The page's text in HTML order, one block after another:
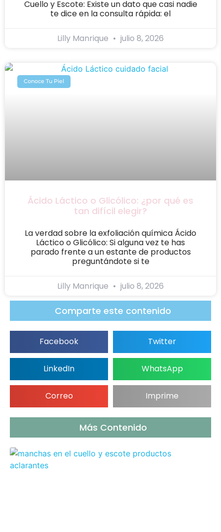
Cuello y Escote: Existe un dato que casi nadie
te dice en la consulta rápida: el
Lilly Manrique julio 8, 2026
Conoce Tu Piel
Ácido Láctico o Glicólico: ¿por qué es
tan difícil elegir?
La verdad sobre la exfoliación química Ácido
Láctico o Glicólico: Si alguna vez te has
parado frente a un estante de productos
preguntándote si te
Lilly Manrique julio 8, 2026
Comparte este contenido
Facebook Twitter
LinkedIn WhatsApp
Correo Imprime
Más Contenido